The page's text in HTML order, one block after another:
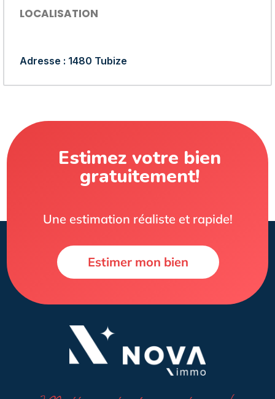
LOCALISATION
Adresse : 1480 Tubize
Estimez votre bien
gratuitement!
Une estimation réaliste et rapide!
Estimer mon bien